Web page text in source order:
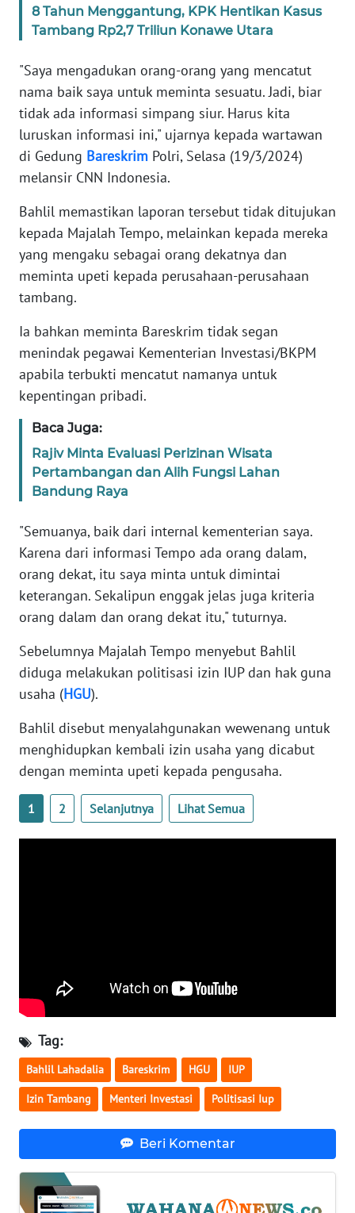
8 Tahun Menggantung, KPK Hentikan Kasus
Tambang Rp2,7 Triliun Konawe Utara
"Saya mengadukan orang-orang yang mencatut
nama baik saya untuk meminta sesuatu. Jadi, biar
tidak ada informasi simpang siur. Harus kita
luruskan informasi ini," ujarnya kepada wartawan
di Gedung Bareskrim Polri, Selasa (19/3/2024)
melansir CNN Indonesia.
Bahlil memastikan laporan tersebut tidak ditujukan
kepada Majalah Tempo, melainkan kepada mereka
yang mengaku sebagai orang dekatnya dan
meminta upeti kepada perusahaan-perusahaan
tambang.
Ia bahkan meminta Bareskrim tidak segan
menindak pegawai Kementerian Investasi/BKPM
apabila terbukti mencatut namanya untuk
kepentingan pribadi.
Baca Juga:
Rajiv Minta Evaluasi Perizinan Wisata
Pertambangan dan Alih Fungsi Lahan
Bandung Raya
"Semuanya, baik dari internal kementerian saya.
Karena dari informasi Tempo ada orang dalam,
orang dekat, itu saya minta untuk dimintai
keterangan. Sekalipun enggak jelas juga kriteria
orang dalam dan orang dekat itu," tuturnya.
Sebelumnya Majalah Tempo menyebut Bahlil
diduga melakukan politisasi izin IUP dan hak guna
usaha (HGU).
Bahlil disebut menyalahgunakan wewenang untuk
menghidupkan kembali izin usaha yang dicabut
dengan meminta upeti kepada pengusaha.
1 2 Selanjutnya Lihat Semua
Tag:
Bahlil Lahadalia Bareskrim HGU IUP
Izin Tambang Menteri Investasi Politisasi Iup
Beri Komentar
TENTANG
KAMI
PEDOMAN
MEDIA
SIBER
REDAKSI
KARIR
DISCLAIMER
Wahana
News
Regional
WN
SUMUT
WN
WN
JABAR
BANTEN
WN
NTT
KEPRI
WN
WN
PAPUA
BARAT
WN
RIAU
WN
SULTRA
WN
NTB
WN
SULBAR